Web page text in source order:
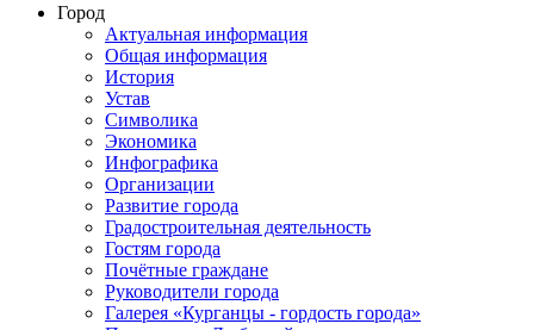
Город
Актуальная информация
Общая информация
История
Устав
Символика
Экономика
Инфографика
Организации
Развитие города
Градостроительная деятельность
Гостям города
Почётные граждане
Руководители города
Галерея «Курганцы - гордость города»